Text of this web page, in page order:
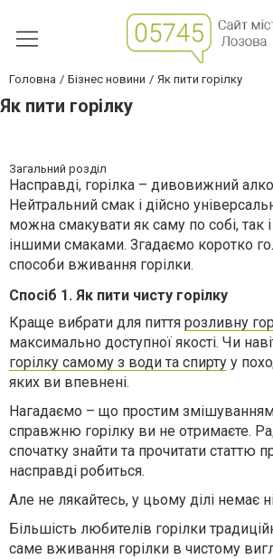
Головна Бізнес новини Як пити горілку
Як пити горілку
Загальний розділ
Насправді, горілка – дивовижний
Нейтральний смак і дійсно
можна смакувати як саму по собі, так
іншими смаками. Згадаємо коротко
способи вживання горілки.
Спосіб 1. Як пити чисту горілку
Краще вибрати для пиття розливну
максимально доступної якості. Чи
горілку самому з води та спирту у
яких ви впевнені.
Нагадаємо – що простим
справжню горілку ви не отримаєте.
спочатку знайти та прочитати статтю
насправді робиться.
Але не лякайтесь, у цьому ділі немає
Більшість любителів горілки
саме вживання горілки в чистому